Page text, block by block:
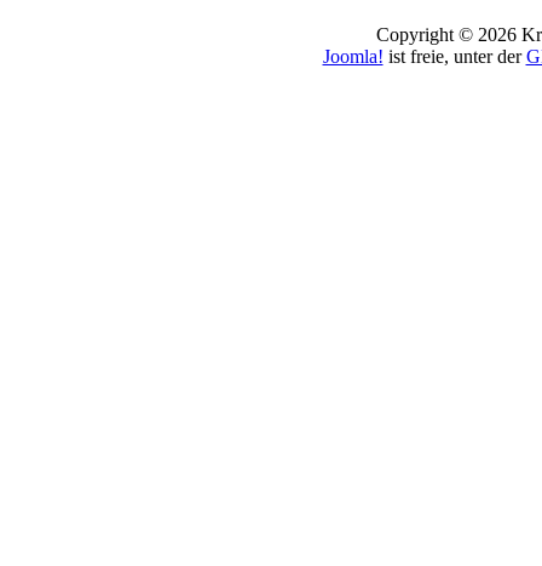
Copyright © 2026
Joomla! ist freie, unter der